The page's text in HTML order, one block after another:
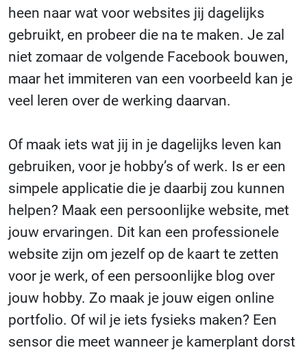
heen naar wat voor websites jij dagelijks
gebruikt, en probeer die na te maken. Je zal
niet zomaar de volgende Facebook bouwen,
maar het immiteren van een voorbeeld kan je
veel leren over de werking daarvan.
Of maak iets wat jij in je dagelijks leven kan
gebruiken, voor je hobby’s of werk. Is er een
simpele applicatie die je daarbij zou kunnen
helpen? Maak een persoonlijke website, met
jouw ervaringen. Dit kan een professionele
website zijn om jezelf op de kaart te zetten
voor je werk, of een persoonlijke blog over
jouw hobby. Zo maak je jouw eigen online
portfolio. Of wil je iets fysieks maken? Een
sensor die meet wanneer je kamerplant dorst